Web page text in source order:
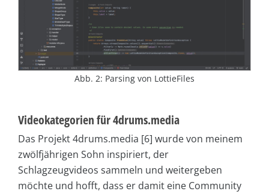
Abb. 2: Parsing von LottieFiles
Videokategorien für 4drums.media
Das Projekt 4drums.media [6] wurde von meinem
zwölfjährigen Sohn inspiriert, der
Schlagzeugvideos sammeln und weitergeben
möchte und hofft, dass er damit eine Community